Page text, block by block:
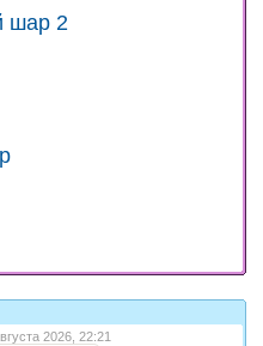
шар 2
2026, 22:21